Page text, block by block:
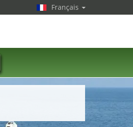
Français